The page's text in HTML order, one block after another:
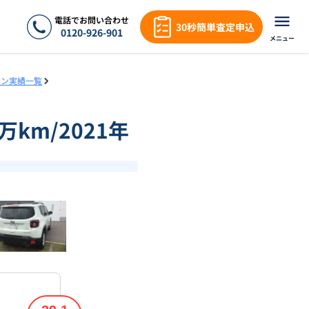
電話でお問い合わせ
0120-926-901 30秒簡単査定申込
メニュー
実績一覧
km/2021年
1/18